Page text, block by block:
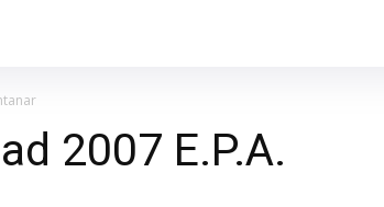
2007 E.P.A.